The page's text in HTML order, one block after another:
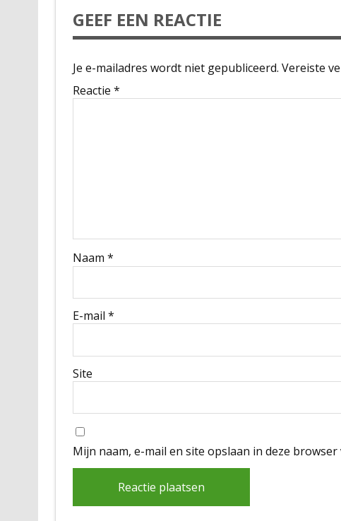
GEEF EEN REACTIE
Je e-mailadres wordt niet gepubliceerd. Vereiste
Reactie *
Naam *
E-mail *
Site
Mijn naam, e-mail en site opslaan in deze